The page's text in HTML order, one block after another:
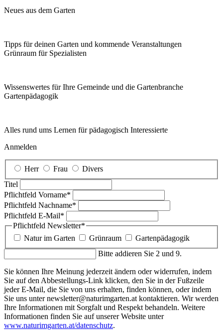
Neues aus dem Garten
Tipps für deinen Garten und kommende Veranstaltungen
Grünraum für Spezialisten
Wissenswertes für Ihre Gemeinde und die Gartenbranche
Garten­pädagogik
Alles rund ums Lernen für pädagogisch Interessierte
Anmelden
Herr Frau
Divers
Titel
Pflichtfeld Vorname*
Pflichtfeld Nachname*
Pflichtfeld E-Mail*
Pflichtfeld Newsletter*
Natur im Garten
Grünraum
Gartenpädagogik
Bitte addieren Sie 2 und 9.
Sie können Ihre Meinung jederzeit ändern oder widerrufen, indem
Sie auf den Abbestellungs-Link klicken, den Sie in der Fußzeile
jeder E-Mail, die Sie von uns erhalten, finden können, oder indem
Sie uns unter newsletter@naturimgarten.at kontaktieren. Wir werden
Ihre Informationen mit Sorgfalt und Respekt behandeln. Weitere
Informationen finden Sie auf unserer Website unter
www.naturimgarten.at/datenschutz.